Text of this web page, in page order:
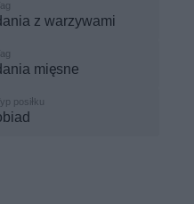
z warzywami
mięsne